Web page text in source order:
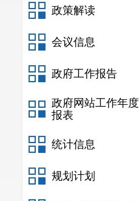
政策解读
会议信息
政府工作报告
政府网站工作年度
报表
统计信息
规划计划